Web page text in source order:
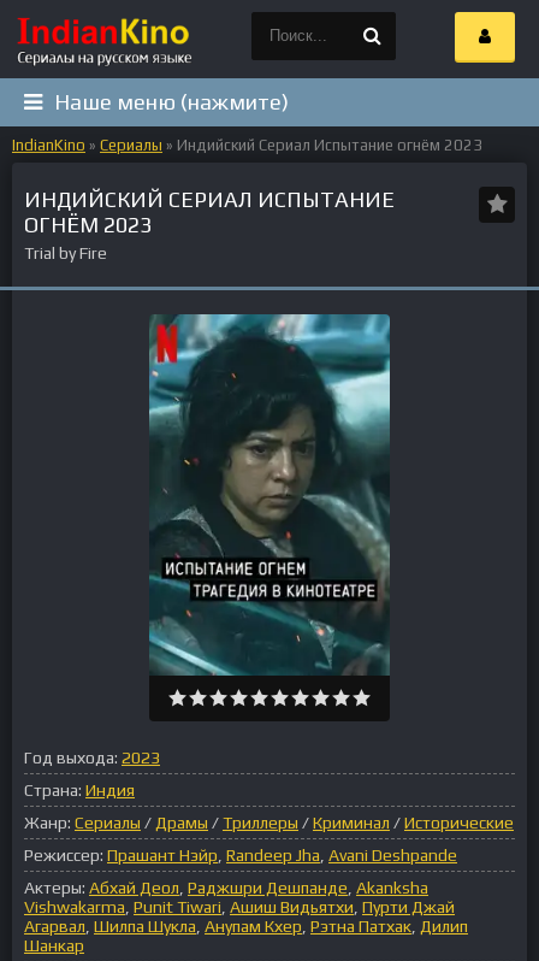
Наше меню (нажмите)
IndianKino » Сериалы » Индийский Сериал Испытание огнём 2023
ИНДИЙСКИЙ СЕРИАЛ ИСПЫТАНИЕ
ОГНЁМ 2023
Trial by Fire
Год выхода: 2023
Страна: Индия
Жанр: Сериалы / Драмы /Триллеры /Криминал /Исторические
Режиссер: Прашант Нэйр Randeep Jha Avani Deshpande
Актеры: Абхай Деол Раджшри Дешпанде Akanksha
Vishwakarma Punit Tiwari Ашиш Видьятхи Пурти Джай
Агарвал Шилпа Шукла Анупам Кхер Рэтна Патхак Дилип
Шанкар